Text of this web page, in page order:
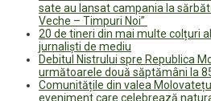
sate au lansat campania la
Veche – Timpuri Noi”
20 de tineri din mai multe colțuri
jurnaliști de mediu
Debitul Nistrului spre Republica
următoarele două săptămâni la
Comunitățile din valea
eveniment care celebrează